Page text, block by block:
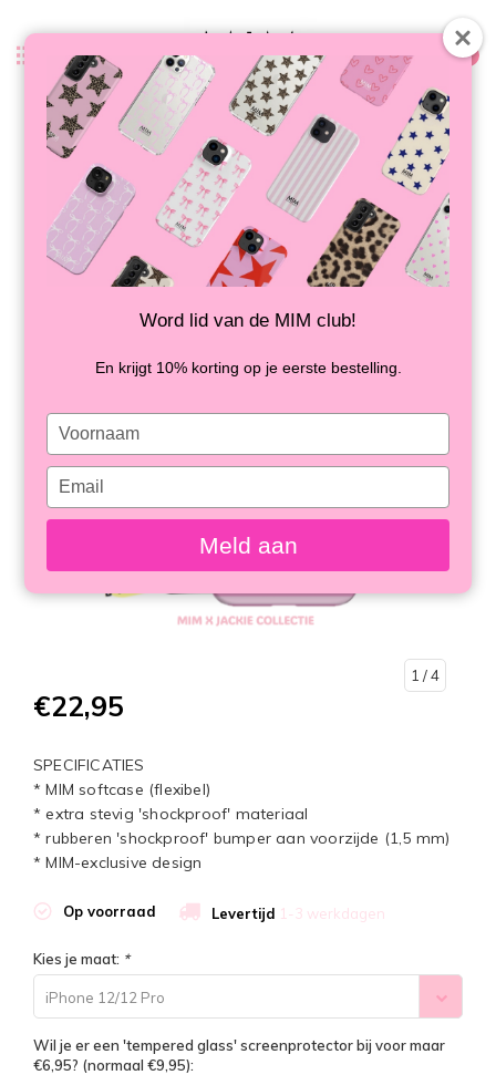
0
Terug
PINK PUNCH - MIM SOFTCASE
(shockproof)
OP VOORRAAD
1 / 4
€22,95
SPECIFICATIES
* MIM softcase (flexibel)
* extra stevig 'shockproof' materiaal
* rubberen 'shockproof' bumper aan voorzijde (1,5 mm)
* MIM-exclusive design
Op voorraad Levertijd 1-3 werkdagen
Kies je maat: *
iPhone 12/12 Pro
Wil je er een 'tempered glass' screenprotector bij voor maar
€6,95? (normaal €9,95):
Word lid van de MIM club!
En krijgt 10% korting op je eerste bestelling.
Type
your
name
Type
your
email
Meld aan